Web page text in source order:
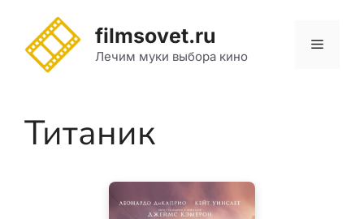
содержимому
filmsovet.ru
Лечим муки выбора кино
Меню
Титаник